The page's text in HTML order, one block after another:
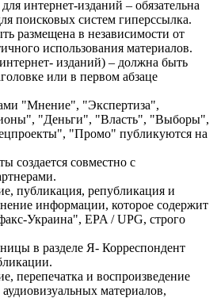
интернет-изданий – обязательна
поисковых систем гиперссылка.
размещена в независимости от
использования материалов.
изданий) – должна быть
или в первом абзаце
"Мнение", "Экспертиза",
"Деньги", "Власть", "Выборы",
"Промо" публикуются на
создается совместно с
публикация, републикация и
информации, которое содержит
Украина", EPA / UPG, строго
в разделе Я- Корреспондент
перепечатка и воспроизведение
материалов,